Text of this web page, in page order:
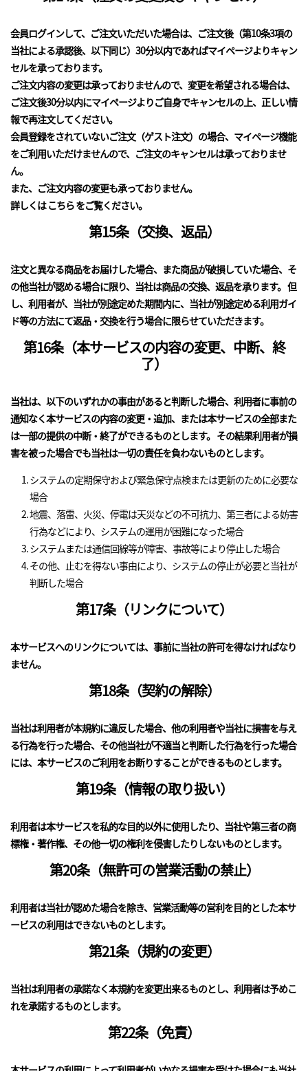
会員ログインして、ご注文いただいた場合は、ご注文後（第10条3項の
当社による承認後、以下同じ）30分以内であればマイページよりキャン
セルを承っております。
ご注文内容の変更は承っておりませんので、変更を希望される場合は、
ご注文後30分以内にマイページよりご自身でキャンセルの上、正しい情
報で再注文してください。
会員登録をされていないご注文（ゲスト注文）の場合、マイページ機能
をご利用いただけませんので、ご注文のキャンセルは承っておりませ
ん。
また、ご注文内容の変更も承っておりません。
詳しくはこちらをご覧ください。
第15条（交換、返品）
注文と異なる商品をお届けした場合、また商品が破損していた場合、そ
の他当社が認める場合に限り、当社は商品の交換、返品を承ります。 但
し、利用者が、当社が別途定めた期間内に、当社が別途定める利用ガイ
ド等の方法にて返品・交換を行う場合に限らせていただきます。
第16条（本サービスの内容の変更、中断、終
了）
当社は、以下のいずれかの事由があると判断した場合、利用者に事前の
通知なく本サービスの内容の変更・追加、または本サービスの全部また
は一部の提供の中断・終了ができるものとします。 その結果利用者が損
害を被った場合でも当社は一切の責任を負わないものとします。
システムの定期保守および緊急保守点検または更新のために必要な
場合
地震、落雷、火災、停電は天災などの不可抗力、第三者による妨害
行為などにより、システムの運用が困難になった場合
システムまたは通信回線等が障害、事故等により停止した場合
その他、止むを得ない事由により、システムの停止が必要と当社が
判断した場合
第17条（リンクについて）
本サービスへのリンクについては、事前に当社の許可を得なければなり
ません。
第18条（契約の解除）
当社は利用者が本規約に違反した場合、他の利用者や当社に損害を与え
る行為を行った場合、その他当社が不適当と判断した行為を行った場合
には、本サービスのご利用をお断りすることができるものとします。
第19条（情報の取り扱い）
利用者は本サービスを私的な目的以外に使用したり、当社や第三者の商
標権・著作権、その他一切の権利を侵害したりしないものとします。
第20条（無許可の営業活動の禁止）
利用者は当社が認めた場合を除き、営業活動等の営利を目的とした本サ
ービスの利用はできないものとします。
第21条（規約の変更）
当社は利用者の承諾なく本規約を変更出来るものとし、利用者は予めこ
れを承諾するものとします。
第22条（免責）